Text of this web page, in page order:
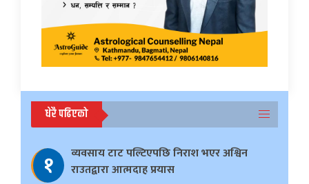
धेरै पढिएको
१
व्यवसाय टाट पल्टिएपछि निराश भएर अश्विन
राउतद्वारा आत्मदाह प्रयास